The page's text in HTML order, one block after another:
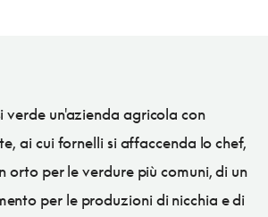
verde un'azienda agricola con
ai cui fornelli si affaccenda lo chef,
orto per le verdure più comuni, di un
per le produzioni di nicchia e di